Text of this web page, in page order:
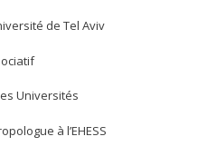
de Tel Aviv
Universités
à l’EHESS